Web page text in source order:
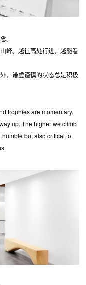
。
峰。越往高处行进，越能看
，谦虚谨慎的状态总是积极
trophies are momentary.
up. The higher we climb
humble but also critical to